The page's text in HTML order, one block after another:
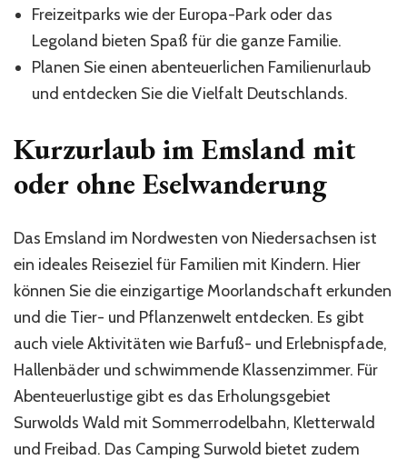
Freizeitparks wie der Europa-Park oder das
Legoland bieten Spaß für die ganze Familie.
Planen Sie einen abenteuerlichen Familienurlaub
und entdecken Sie die Vielfalt Deutschlands.
Kurzurlaub im Emsland mit
oder ohne Eselwanderung
Das Emsland im Nordwesten von Niedersachsen ist
ein ideales Reiseziel für Familien mit Kindern. Hier
können Sie die einzigartige Moorlandschaft erkunden
und die Tier- und Pflanzenwelt entdecken. Es gibt
auch viele Aktivitäten wie Barfuß- und Erlebnispfade,
Hallenbäder und schwimmende Klassenzimmer. Für
Abenteuerlustige gibt es das Erholungsgebiet
Surwolds Wald mit Sommerrodelbahn, Kletterwald
und Freibad. Das Camping Surwold bietet zudem